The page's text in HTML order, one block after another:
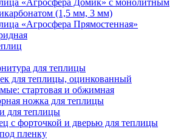
«Агросфера Домик» с монолитным
(1,5 мм, 3 мм)
«Агросфера Прямостенная»
для теплицы
для теплицы, оцинкованный
стартовая и обжимная
ножка для теплицы
для теплицы
с форточкой и дверью для теплицы
пленку